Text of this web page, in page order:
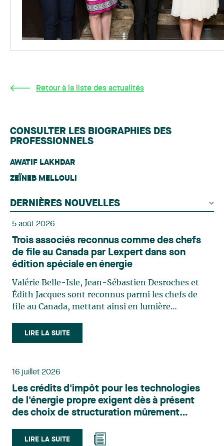
Retour à la liste des actualités
CONSULTER LES BIOGRAPHIES DES
PROFESSIONNELS
AWATIF LAKHDAR
ZEÏNEB MELLOULI
DERNIÈRES NOUVELLES
5 août 2026
Trois associés reconnus comme des chefs
de file au Canada par Lexpert dans son
édition spéciale en énergie
Valérie Belle-Isle, Jean-Sébastien Desroches et
Édith Jacques sont reconnus parmi les chefs de
file au Canada, mettant ainsi en lumière
le domaine du droit des technologies. Valérie
Belle-Isle est associée au sein du groupe de droit
principalement sur le droit de l’environnement,
du territoire. Elle conseille et représente une
clientèle publique et privée dans le cadre d’enjeux
touchant notamment les obligations
et de permis, l’application et la contestation de
LIRE LA SUITE
16 juillet 2026
Les crédits d'impôt pour les technologies
de l'énergie propre exigent dès à présent
des choix de structuration mûrement
LIRE LA SUITE